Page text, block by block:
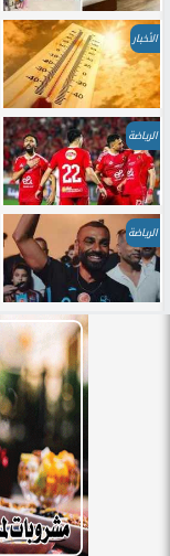
الأخبار
الرياضة
الرياضة